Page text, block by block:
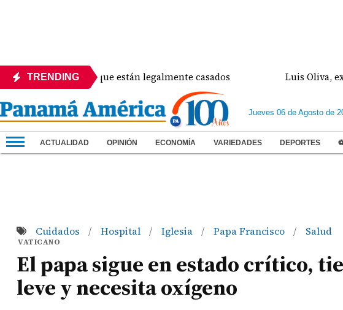
TRENDING
anuncian que están legalmente casados Luis Oliva,
Jueves 06 de Agosto de
ACTUALIDAD OPINIÓN ECONOMÍA VARIEDADES DEPORTES
Cuidados / Hospital / Iglesia / Papa Francisco / Salud
VATICANO
El papa sigue en estado crítico,
leve y necesita oxígeno